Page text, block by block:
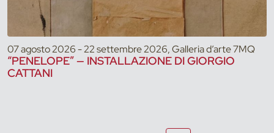
07 agosto 2026 - 22 settembre 2026, Galleria d’arte 7MQ
“PENELOPE” — INSTALLAZIONE DI GIORGIO
CATTANI